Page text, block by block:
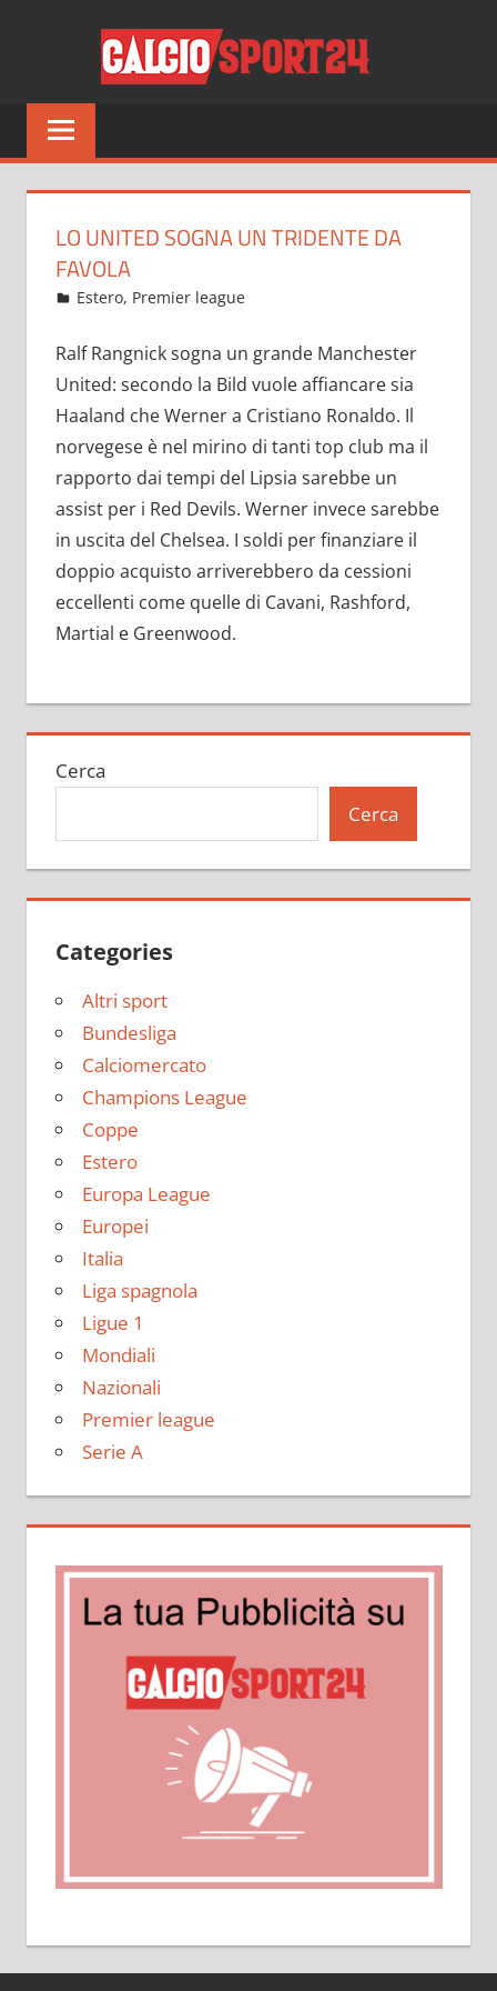
Tutto
sul
del
solo
LO UNITED SOGNA UN TRIDENTE DA
FAVOLA
Dicembre 5, 2021
admin
Estero, Premier league
Ralf Rangnick sogna un grande Manchester
United: secondo la Bild vuole affiancare sia
Haaland che Werner a Cristiano Ronaldo. Il
norvegese è nel mirino di tanti top club ma il
rapporto dai tempi del Lipsia sarebbe un
assist per i Red Devils. Werner invece sarebbe
in uscita del Chelsea. I soldi per finanziare il
doppio acquisto arriverebbero da cessioni
eccellenti come quelle di Cavani, Rashford,
Martial e Greenwood.
Cerca
Cerca
Categories
Altri sport
Bundesliga
Calciomercato
Champions League
Coppe
Estero
Europa League
Europei
Italia
Liga spagnola
Ligue 1
Mondiali
Nazionali
Premier league
Serie A